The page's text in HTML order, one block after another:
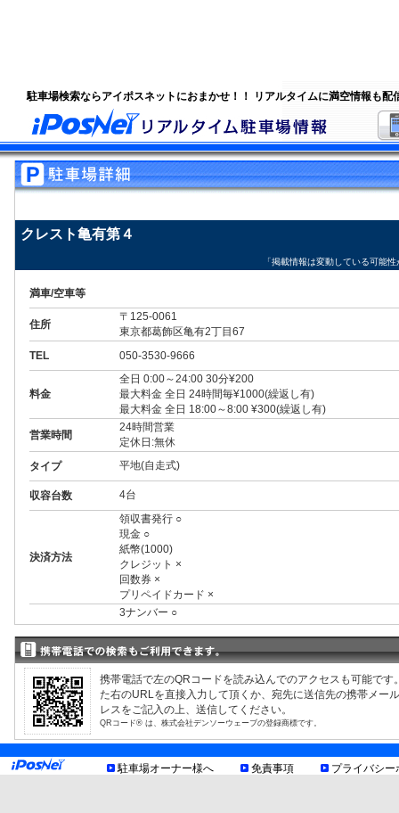
駐車場検索ならアイポスネットにおまかせ！！ リアルタイムに満空情報も配
クレスト亀有第４
「掲載情報は変動している可能
満車/空車等
住所
〒125-0061
東京都葛飾区亀有2丁目67
TEL
050-3530-9666
料金
全日 0:00～24:00 30分¥200
最大料金 全日 24時間毎¥1000(繰返し有)
最大料金 全日 18:00～8:00 ¥300(繰返し有)
営業時間
24時間営業
定休日:無休
タイプ
平地(自走式)
収容台数 4台
決済方法
領収書発行 ○
現金 ○
紙幣(1000)
クレジット ×
回数券 ×
プリペイドカード ×
3ナンバー ○
RV ○
1BOX ○
外車 ○
お知らせ
携帯電話で左のQRコードを読み込んでのアクセスも可能です
た右のURLを直接入力して頂くか、宛先に送信先の携帯メー
レスをご記入の上、送信してください。
QRコード® は、株式会社デンソーウェーブの登録商標です。
駐車場オーナー様へ 免責事項 プライバシー